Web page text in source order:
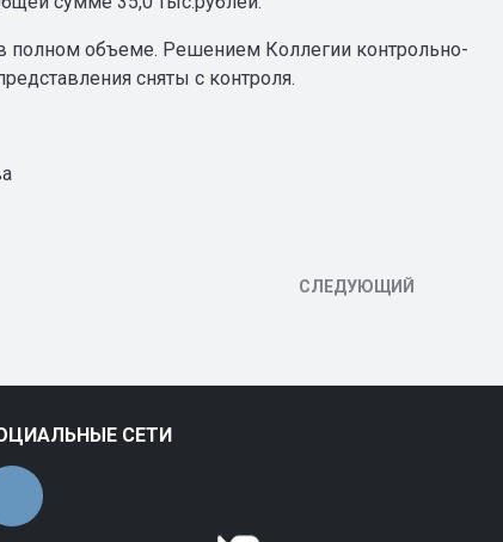
объеме. Решением Коллегии контрольно-
сняты с контроля.
СЛЕДУЮЩИЙ
СЕТИ